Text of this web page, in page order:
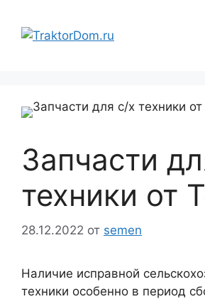
содержимому
Запчасти
техники от
28.12.2022 от semen
Наличие исправной
техники особенно в период